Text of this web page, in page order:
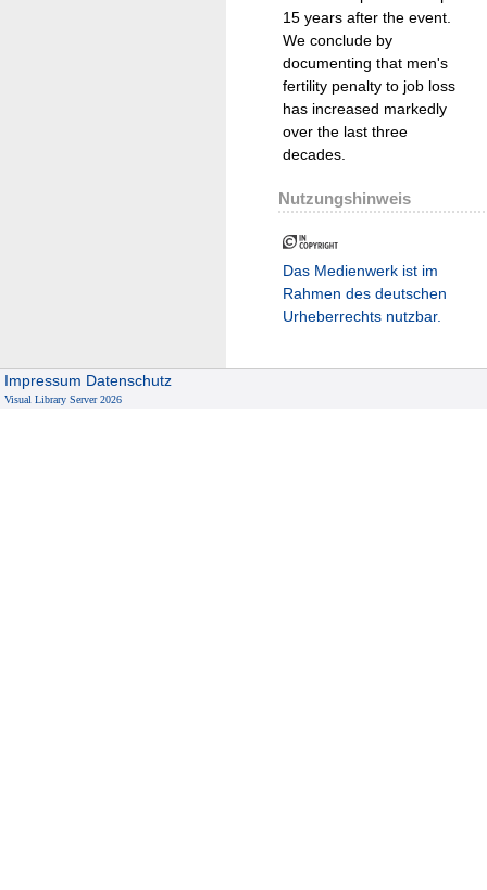
15 years after the event.
We conclude by
documenting that men's
fertility penalty to job loss
has increased markedly
over the last three
decades.
Nutzungshinweis
Das Medienwerk ist im
Rahmen des deutschen
Urheberrechts nutzbar.
Impressum Datenschutz
Visual Library Server 2026